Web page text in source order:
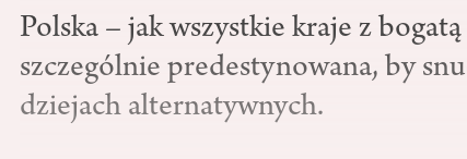
Polska – jak wszystkie kraje z
szczególnie predestynowana, by
dziejach alternatywnych.